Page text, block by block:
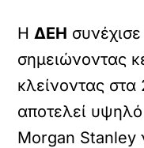
ΗΔΕΗ
σημειώνοντας
κλείνοντας
αποτελεί
Morgan Stanley